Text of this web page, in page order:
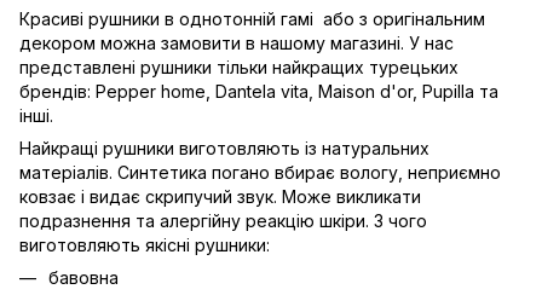
Красиві рушники в однотонній гамі або з оригінальним
декором можна замовити в нашому магазині. У нас
представлені рушники тільки найкращих турецьких
брендів: Pepper home, Dantela vita, Maison d'or, Pupilla та
інші.
Найкращі рушники виготовляють із натуральних
матеріалів. Синтетика погано вбирає вологу, неприємно
ковзає і видає скрипучий звук. Може викликати
подразнення та алергійну реакцію шкіри. З чого
виготовляють якісні рушники:
бавовна